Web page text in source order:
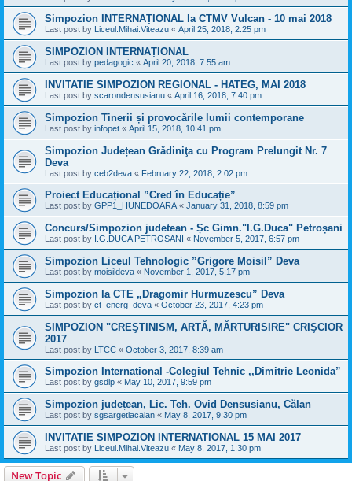
Simpozion INTERNAȚIONAL la CTMV Vulcan - 10 mai 2018
Last post by Liceul.Mihai.Viteazu « April 25, 2018, 2:25 pm
SIMPOZION INTERNAȚIONAL
Last post by pedagogic « April 20, 2018, 7:55 am
INVITATIE SIMPOZION REGIONAL - HATEG, MAI 2018
Last post by scarondensusianu « April 16, 2018, 7:40 pm
Simpozion Tinerii și provocările lumii contemporane
Last post by infopet « April 15, 2018, 10:41 pm
Simpozion Județean Grădiniţa cu Program Prelungit Nr. 7
Deva
Last post by ceb2deva « February 22, 2018, 2:02 pm
Proiect Educațional ”Cred în Educație”
Last post by GPP1_HUNEDOARA « January 31, 2018, 8:59 pm
Concurs/Simpozion judetean - Șc Gimn."I.G.Duca" Petroșani
Last post by I.G.DUCA PETROSANI « November 5, 2017, 6:57 pm
Simpozion Liceul Tehnologic ”Grigore Moisil” Deva
Last post by moisildeva « November 1, 2017, 5:17 pm
Simpozion la CTE „Dragomir Hurmuzescu” Deva
Last post by ct_energ_deva « October 23, 2017, 4:23 pm
SIMPOZION "CREŞTINISM, ARTĂ, MĂRTURISIRE" CRIŞCIOR
2017
Last post by LTCC « October 3, 2017, 8:39 am
Simpozion Internațional -Colegiul Tehnic ,,Dimitrie Leonida”
Last post by gsdlp « May 10, 2017, 9:59 pm
Simpozion județean, Lic. Teh. Ovid Densusianu, Călan
Last post by sgsargetiacalan « May 8, 2017, 9:30 pm
INVITATIE SIMPOZION INTERNATIONAL 15 MAI 2017
Last post by Liceul.Mihai.Viteazu « May 8, 2017, 1:30 pm
New Topic